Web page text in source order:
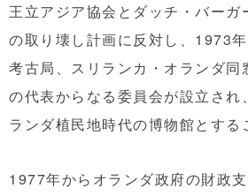
王立アジア協会とダッチ・バーガ
の取り壊し計画に反対し、1973年
考古局、スリランカ・オランダ同
の代表からなる委員会が設立され
ランダ植民地時代の博物館とする
1977年からオランダ政府の財政